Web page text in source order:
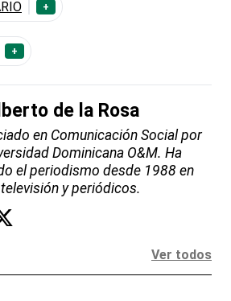
+
+
de la Rosa
en Comunicación Social por
Dominicana O&M. Ha
el periodismo desde 1988 en
y periódicos.
Ver todos